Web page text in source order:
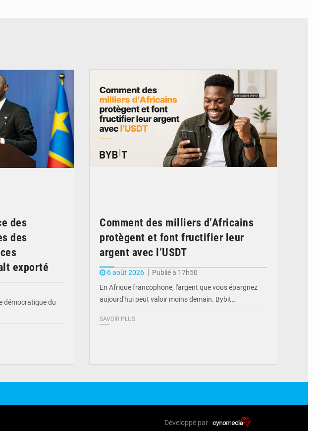
des
des
exporté
démocratique du
Comment des milliers d’Africains
protègent et font fructifier leur
argent avec l’USDT
6 août 2026
Publié à 17h50
En Afrique francophone, l'argent que vous épargnez
aujourd'hui peut valoir moins demain. Bybit…
SAVOIR PLUS
Développé par